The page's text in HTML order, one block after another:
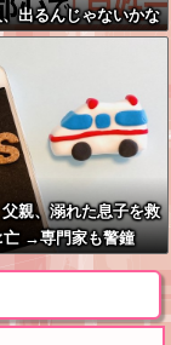
出るんじゃないかな
親、溺れた息子を救
亡 →専門家も警鐘